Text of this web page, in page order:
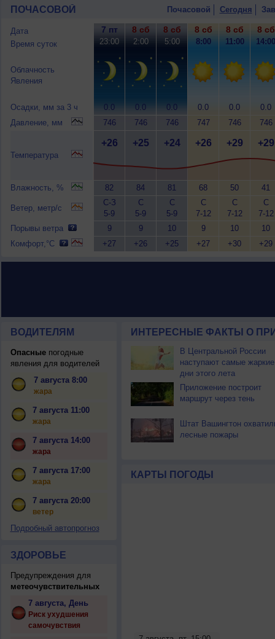
ПОЧАСОВОЙ Почасовой Сегодня
Дата
Время суток
Облачность
Явления
Осадки, мм за 3 ч
Давление, мм
Температура
Влажность, %
Ветер, метр/с
Порывы ветра
Комфорт,°C
7 пт
23:00
0.0
746
+26
82
С-З
5-9
9
+27
8 сб
2:00
0.0
746
+25
84
С
5-9
9
+26
8 сб
5:00
0.0
746
+24
81
С
5-9
10
+25
8 сб
8:00
0.0
747
+26
68
С
7-12
9
+27
8 сб
11:00
0.0
746
+29
50
С
7-12
10
+30
8 сб
14:00
0.0
746
+29
41
С
7-12
10
+29
ВОДИТЕЛЯМ
Опасныепогодные
явления для водителей
7 августа 8:00
жара
7 августа 11:00
жара
7 августа 14:00
жара
7 августа 17:00
жара
7 августа 20:00
ветер
Подробный автопрогноз
ЗДОРОВЬЕ
Предупреждения для
метеочувствительных
7 августа, День
Риск ухудшения
самочувствия
ИНТЕРЕСНЫЕ ФАКТЫ О
В Центральной России
наступают самые жаркие
дни этого лета
Приложение построит
маршрут через тень
Штат Вашингтон
лесные пожары
КАРТЫ ПОГОДЫ